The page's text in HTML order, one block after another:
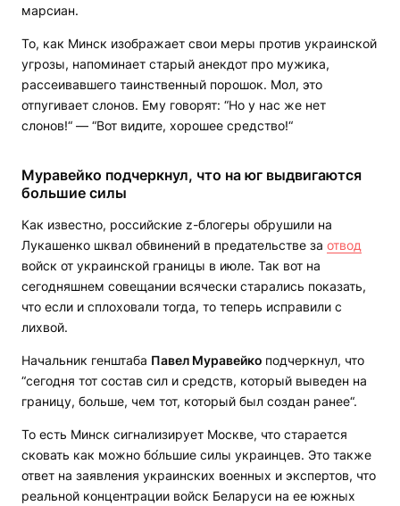
марсиан.
То, как Минск изображает свои меры против украинской
угрозы, напоминает старый анекдот про мужика,
рассеивавшего таинственный порошок. Мол, это
отпугивает слонов. Ему говорят: “Но у нас же нет
слонов!“ — “Вот видите, хорошее средство!“
Муравейко подчеркнул, что на юг выдвигаются
большие силы
Как известно, российские z-блогеры обрушили на
Лукашенко шквал обвинений в предательстве за отвод
войск от украинской границы в июле. Так вот на
сегодняшнем совещании всячески старались показать,
что если и сплоховали тогда, то теперь исправили с
лихвой.
Начальник генштаба Павел Муравейко подчеркнул, что
“сегодня тот состав сил и средств, который выведен на
границу, больше, чем тот, который был создан ранее“.
То есть Минск сигнализирует Москве, что старается
сковать как можно бо́льшие силы украинцев. Это также
ответ на заявления украинских военных и экспертов, что
реальной концентрации войск Беларуси на ее южных